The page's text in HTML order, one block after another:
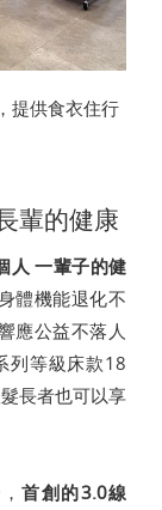
提供食衣住行
輩的健康
人 一輩子的健
體機能退化不
應公益不落人
列等級床款18
長者也可以享
首創的3.0線